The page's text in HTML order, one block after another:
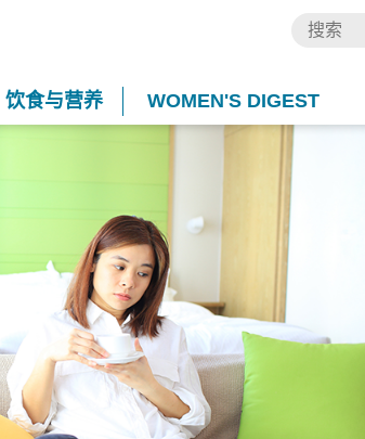
饮食与营养 WOMEN'S DIGEST